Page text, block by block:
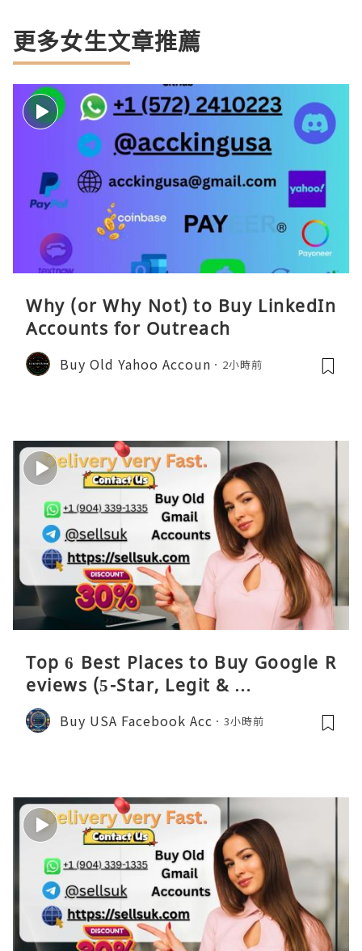
更多女生文章推薦
Why (or Why Not) to Buy LinkedIn
Accounts for Outreach
Buy Old Yahoo Accoun 2小時前
Top 6 Best Places to Buy Google R
eviews (5-Star, Legit & …
Buy USA Facebook Acc 3小時前